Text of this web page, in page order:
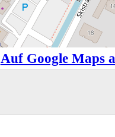
Auf Google Maps